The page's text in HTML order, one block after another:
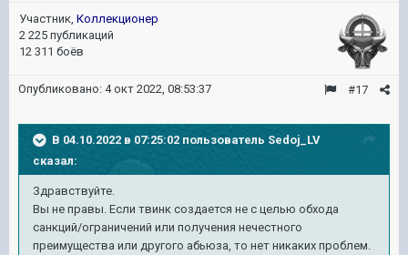
Участник, Коллекционер
2 225 публикаций
12 311 боёв
#17
Опубликовано: 4 окт 2022, 08:53:37
В 04.10.2022 в 07:25:02 пользователь Sedoj_LV
сказал:
Здравствуйте.
Вы не правы. Если твинк создается не с целью обхода
санкций/ограничений или получения нечестного
преимущества или другого абьюза, то нет никаких проблем.